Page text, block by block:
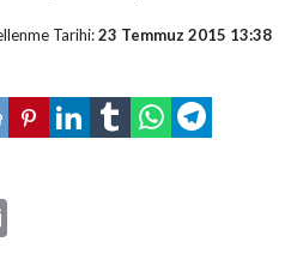
Tarihi:23 Temmuz 2015 13:38